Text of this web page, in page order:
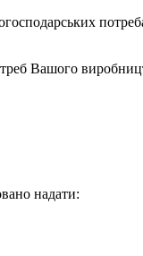
Вашого
надати: